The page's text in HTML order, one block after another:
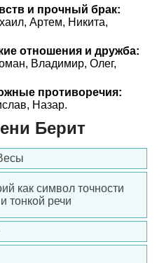
и прочный брак:
Артем, Никита,
отношения и дружба:
Владимир, Олег,
противоречия:
Назар.
Берит
как символ точности
тонкой речи